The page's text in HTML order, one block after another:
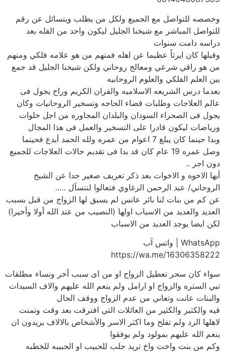
وخصصه للتواصل مع الجميع ولكل من يطلب ويتسائل عن رقم
للتواصل المباشر مع شيخنا الجليل ليكون واحد من القله بعد
دراسه دامت سنوات
وقبلها كان ايرثاً عظيما عن اهله فمنهم من هو علامه فلكي ومنهم
من هو راقي شرعي ومعالج روحاني ولكن شيخنا الجليل قد جمع
بين العلم الفلكي والعلوم الروحانيه
بعدما درس الشريعه الاسلاميه والقران الكريم وراح يجول فى
عالم العلاجات وطلبات قضاء الحاجه وتسخير الروحانيات وكان
يجول فى الصحراء السودان والبلدان المجاوره من اجل خلوات
ورياضات ليكون قادرا على التسخير والعمل فى هذا المجال
وبدا حينما كان يبلغ 7 اعوام من عمره ولله الحمد أبدع فحينما
وصل عمره 19 عام كان قد بدا فى تقديم حالات العلاجات للجميع
دون اجر ..
أيها الاخوه و الاخوات بعد ذكر تعريف صغير جدا عن الشيخ
الروحاني/ عبد الرحمن الزغاوي فتعالوا لنتسآل …..
عن كم من بنات لنا بائر عانس لم يسبق لها الزواج من قبل بسبب
العديد والعديد من الاسباب اولها (النصيب من عند الله أولا وأخيرا)
لكن ايضا يوجد العديد من الاسباب
WhatsApp | واتس آب
https://wa.me/16306358222
سواء كان سحر تعطيل الزواج او من اى سبب أخر ونساء مطلقات
تبي الستره والزواج او ارامل ولم ينعم الله عليهم والاف السيدات
والبنات عانت وتعاني من عدم الزواج ووقف الحال
فيه والكثير والكثير من العائلات التي افترقت بعد وقت وتمنت
لاهلها الرد ولم تفلح وما اكثر الاسر والأشخاص بالالاف يريدون ان
ينعم الله عليهم بمولود ولم يوفقوا
وكم من بنت واخت واخ تريد جلب للحبيب او الحبيبه للخطبه